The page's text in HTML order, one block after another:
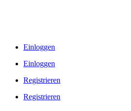
Einloggen
Einloggen
Registrieren
Registrieren